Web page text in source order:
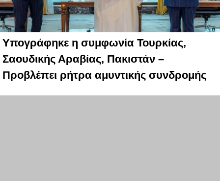
Υπογράφηκε η συμφωνία Τουρκίας,
Σαουδικής Αραβίας, Πακιστάν –
Προβλέπει ρήτρα αμυντικής συνδρομής